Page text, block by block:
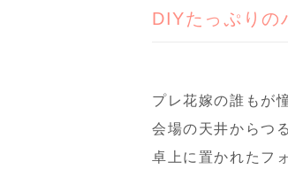
DIYたっぷりの
プレ花嫁の誰もが
会場の天井からつ
卓上に置かれたフ